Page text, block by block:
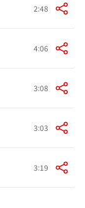
2:48
4:06
3:08
3:03
3:19